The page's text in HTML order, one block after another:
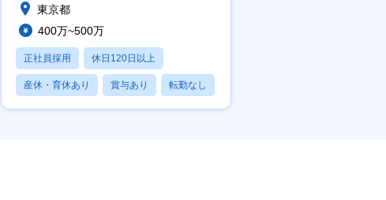
東京都
400万~500万
正社員採用 休日120日以上
産休・育休あり 賞与あり 転勤なし